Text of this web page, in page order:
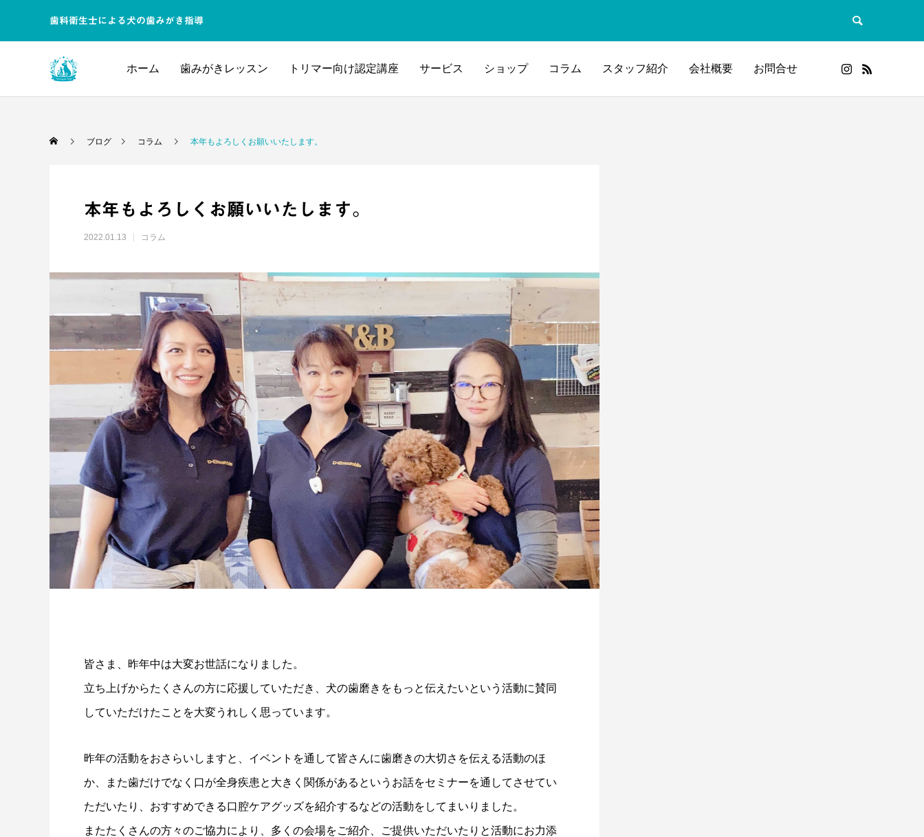
歯科衛生士による犬の歯みがき指導
ホーム 歯みがきレッスン トリマー向け認定講座 サービス ショップ コラム スタッフ紹介 会社概要 お問合せ
ブログ コラム 本年もよろしくお願いいたします。
本年もよろしくお願いいたします。
2022.01.13 コラム
皆さま、昨年中は大変お世話になりました。
立ち上げからたくさんの方に応援していただき、犬の歯磨きをもっと伝えたいという活動に賛同
していただけたことを大変うれしく思っています。
昨年の活動をおさらいしますと、イベントを通して皆さんに歯磨きの大切さを伝える活動のほ
か、また歯だけでなく口が全身疾患と大きく関係があるというお話をセミナーを通してさせてい
ただいたり、おすすめできる口腔ケアグッズを紹介するなどの活動をしてまいりました。
またたくさんの方々のご協力により、多くの会場をご紹介、ご提供いただいたりと活動にお力添